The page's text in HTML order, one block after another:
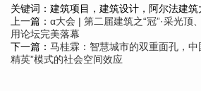
关键词：建筑项目，建筑设计，阿尔法建筑
上一篇： α大会 | 第二届建筑之“冠”·采光顶
用论坛完美落幕
下一篇： 马桂霖：智慧城市的双重面孔，中
精英”模式的社会空间效应